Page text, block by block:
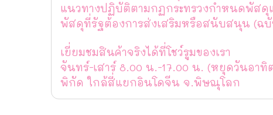
แนวทางปฏิบัติตามกฏกระทรวงกำหนดพัสดุ
พัสดุที่รัฐต้องการส่งเสริมหรือสนับสนุน (ฉบั
เยี่ยมชมสินค้าจริงได้ที่โชว์รูมของเรา
จันทร์-เสาร์ 8.00 น.-17.00 น. (หยุดวันอา
พิกัด ใกล้สี่แยกอินโดจีน จ.พิษณุโลก